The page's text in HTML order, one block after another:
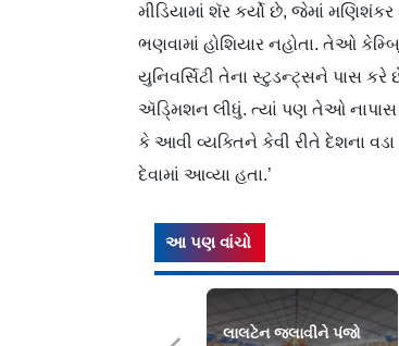
મીડિયામાં શૅર કર્યો છે, જેમાં
ભણવામાં હોશિયાર નહોતા. તેઓ
યુનિવર્સિટી તેના સ્ટુડન્ટ્સને પાસ
ઍડ્‍મિશન લીધું. ત્યાં પણ તેઓ નાપાસ
કે આવી વ્યક્તિને કેવી રીતે દેશના
દેવામાં આવ્યા હતા.’
આ પણ વાંચો
લાલટેન જલાવીને પંજો